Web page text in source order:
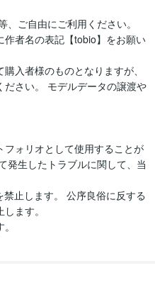
ご自由にご利用ください。
者名の表記【tobio】をお願い
入者様のものとなりますが、
さい。 モデルデータの譲渡や
ォリオとして使用することが
発生したトラブルに関して、当
止します。 公序良俗に反する
ます。